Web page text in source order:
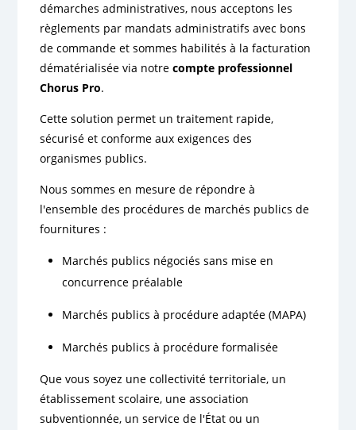
démarches administratives, nous acceptons les
règlements par mandats administratifs avec bons
de commande et sommes habilités à la facturation
dématérialisée via notrecompte professionnel
Chorus Pro.
Cette solution permet un traitement rapide,
sécurisé et conforme aux exigences des
organismes publics.
Nous sommes en mesure de répondre à
l'ensemble des procédures de marchés publics de
fournitures :
Marchés publics négociés sans mise en
concurrence préalable
Marchés publics à procédure adaptée (MAPA)
Marchés publics à procédure formalisée
Que vous soyez une collectivité territoriale, un
établissement scolaire, une association
subventionnée, un service de l'État ou un